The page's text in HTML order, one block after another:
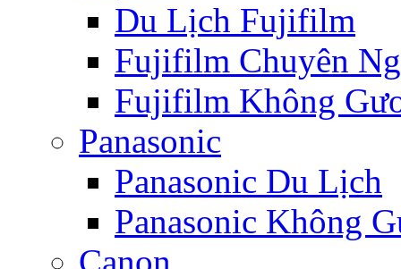
Du Lịch Fujifilm
Fujifilm Chuyên
Fujifilm Không
Panasonic
Panasonic Du Lịch
Panasonic Không